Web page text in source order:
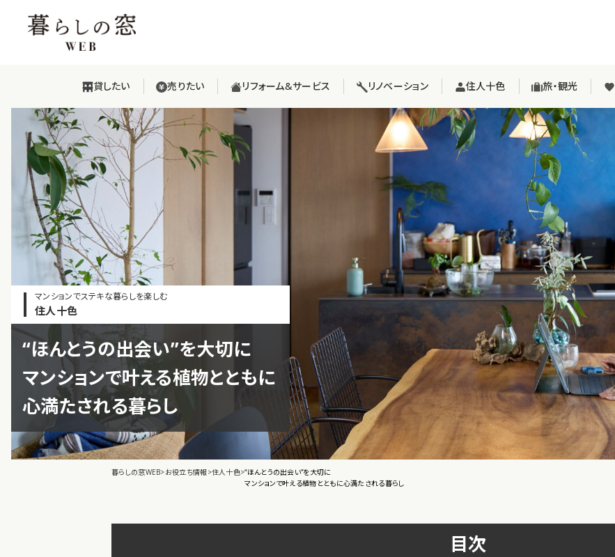
貸したい 売りたい リフォーム&サービス リノベーション 住人十色 旅・観光
マンションでステキな暮らしを楽しむ
住人十色
“ほんとうの出会い”を大切に
マンションで叶える植物とともに
心満たされる暮らし
暮らしの窓WEB>お役立ち情報>住人十色>“ほんとうの出会い”を大切に
マンションで叶える植物とともに心満たされる暮らし
目次